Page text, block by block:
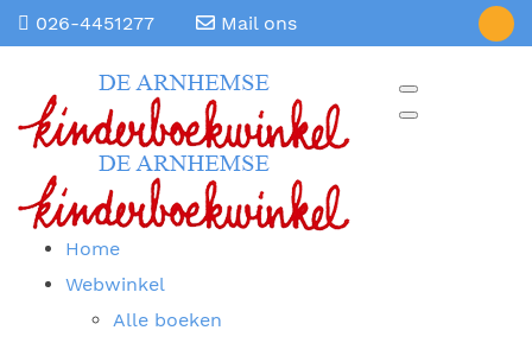
026-4451277 Mail ons
Home
Webwinkel
Alle boeken